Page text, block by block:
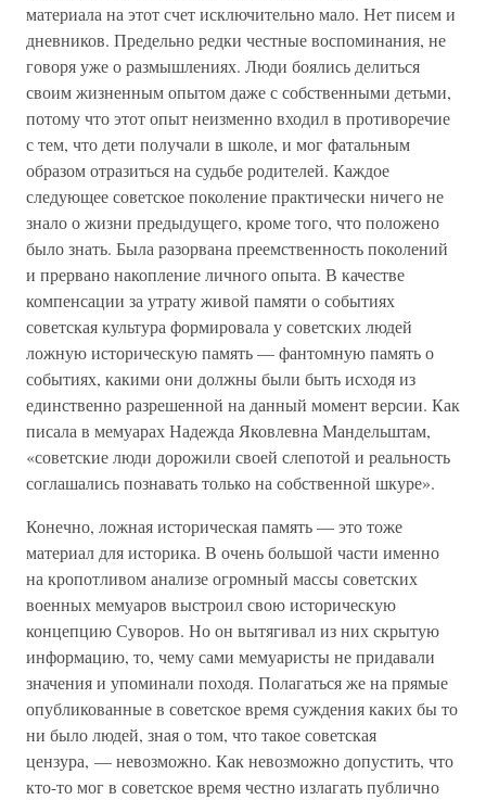
материала на этот счет исключительно мало. Нет писем и
дневников. Предельно редки честные воспоминания, не
говоря уже о размышлениях. Люди боялись делиться
своим жизненным опытом даже с собственными детьми,
потому что этот опыт неизменно входил в противоречие
с тем, что дети получали в школе, и мог фатальным
образом отразиться на судьбе родителей. Каждое
следующее советское поколение практически ничего не
знало о жизни предыдущего, кроме того, что положено
было знать. Была разорвана преемственность поколений
и прервано накопление личного опыта. В качестве
компенсации за утрату живой памяти о событиях
советская культура формировала у советских людей
ложную историческую память — фантомную память о
событиях, какими они должны были быть исходя из
единственно разрешенной на данный момент версии. Как
писала в мемуарах Надежда Яковлевна Мандельштам,
«советские люди дорожили своей слепотой и реальность
соглашались познавать только на собственной шкуре».
Конечно, ложная историческая память — это тоже
материал для историка. В очень большой части именно
на кропотливом анализе огромный массы советских
военных мемуаров выстроил свою историческую
концепцию Суворов. Но он вытягивал из них скрытую
информацию, то, чему сами мемуаристы не придавали
значения и упоминали походя. Полагаться же на прямые
опубликованные в советское время суждения каких бы то
ни было людей, зная о том, что такое советская
цензура, — невозможно. Как невозможно допустить, что
кто-то мог в советское время честно излагать публично